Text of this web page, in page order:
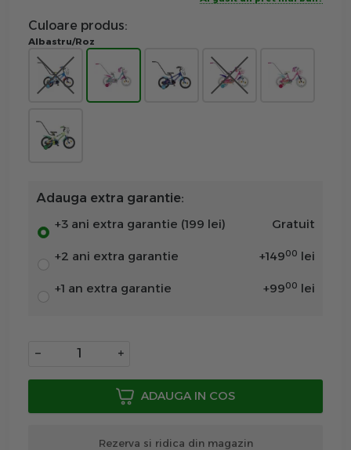
Culoare produs:
Albastru/Roz
Adauga extra garantie:
+3 ani extra garantie (199 lei)
Gratuit
+2 ani extra garantie +14900 lei
+1 an extra garantie +9900 lei
− +
ADAUGA IN COS
Rezerva si ridica din magazin